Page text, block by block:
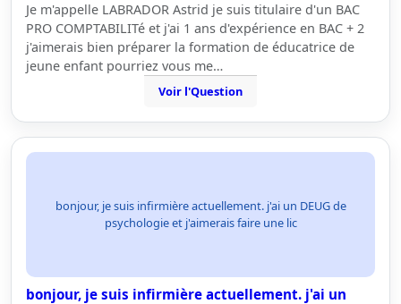
Je m'appelle LABRADOR Astrid je suis titulaire d'un BAC
PRO COMPTABILITé et j'ai 1 ans d'expérience en BAC + 2
j'aimerais bien préparer la formation de éducatrice de
jeune enfant pourriez vous me…
Voir l'Question
bonjour, je suis infirmière actuellement. j'ai un DEUG de
psychologie et j'aimerais faire une lic
bonjour, je suis infirmière actuellement. j'ai un